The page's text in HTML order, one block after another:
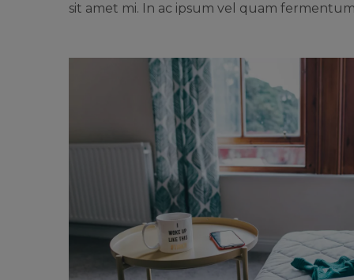
sit amet mi. In ac ipsum vel quam